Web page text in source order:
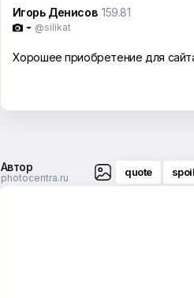
Игорь Денисов 159.81
 @silikat
Хорошее приобретение для
Автор
photocentra.ru quote